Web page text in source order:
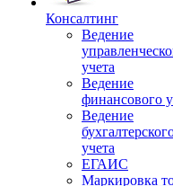
Консалтинг
Ведение
учета
Ведение
финансового
Ведение
учета
ЕГАИС
Маркировка